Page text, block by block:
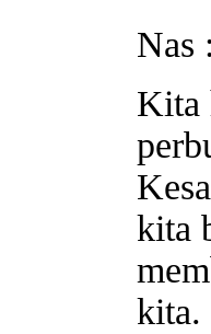
Nas :
Kita
kita
kita.